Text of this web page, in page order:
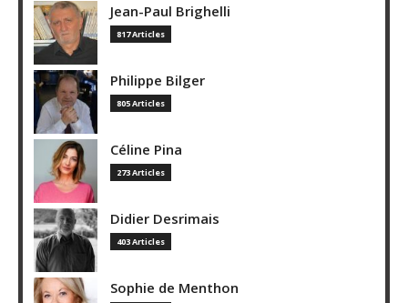
Jean-Paul Brighelli
817 Articles
Philippe Bilger
805 Articles
Céline Pina
273 Articles
Didier Desrimais
403 Articles
Sophie de Menthon